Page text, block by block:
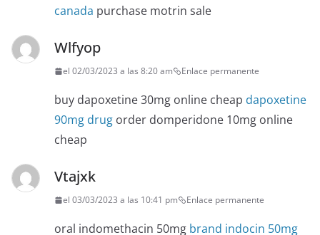
canada purchase motrin sale
Wlfyop
el 02/03/2023 a las 8:20 am Enlace permanente
buy dapoxetine 30mg online cheap dapoxetine
90mg drug order domperidone 10mg online
cheap
Vtajxk
el 03/03/2023 a las 10:41 pm Enlace permanente
oral indomethacin 50mg brand indocin 50mg